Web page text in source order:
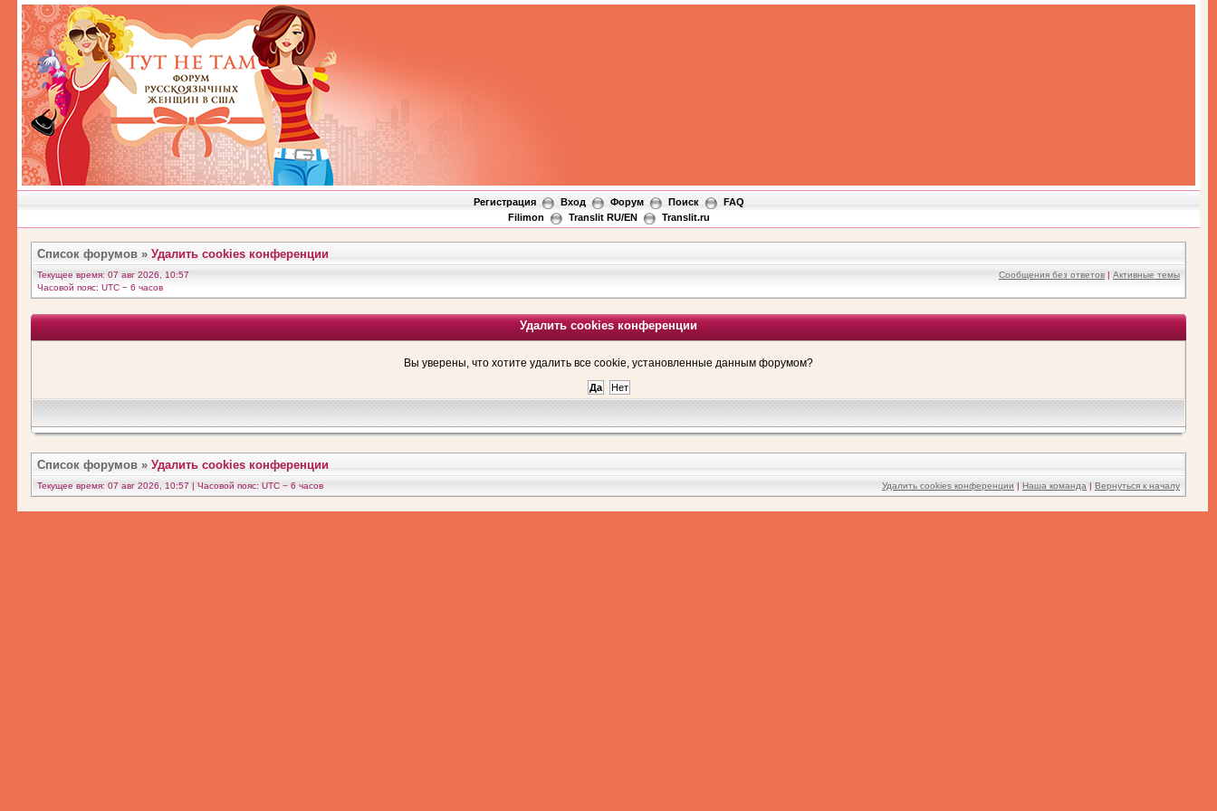
Регистрация Вход Форум Поиск
FAQ
Filimon
Translit RU/EN Translit.ru
Список форумов » Удалить cookies конференции
Текущее время: 07 авг 2026, 10:57
Часовой пояс: UTC − 6 часов
Сообщения без ответов | Активные темы
Удалить cookies конференции
Вы уверены, что хотите удалить все cookie, установленные данным форумом?
Список форумов » Удалить cookies конференции
Текущее время: 07 авг 2026, 10:57 | Часовой пояс: UTC − 6 часов Удалить cookies конференции | Наша команда | Вернуться к началу